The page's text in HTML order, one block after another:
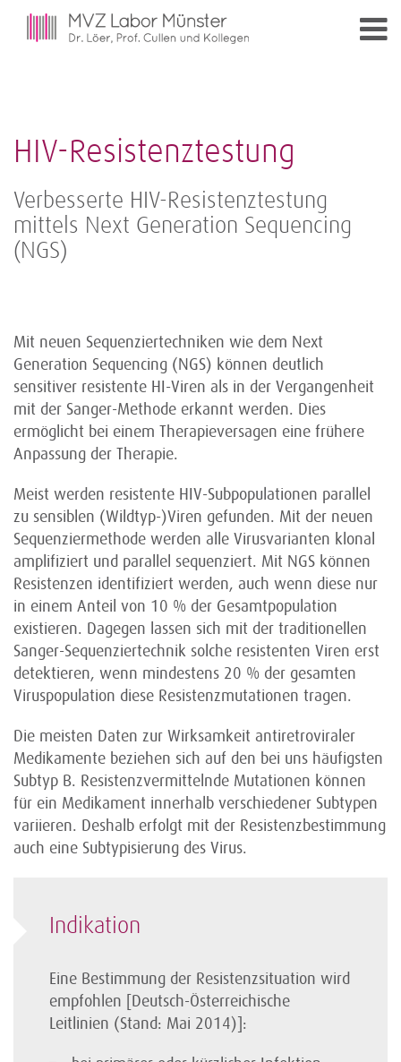
HIV-Resistenztestung
Verbesserte HIV-Resistenztestung
mittels Next Generation Sequencing
(NGS)
Mit neuen Sequenziertechniken wie dem Next
Generation Sequencing (NGS) können deutlich
sensitiver resistente HI-Viren als in der Vergangenheit
mit der Sanger-Methode erkannt werden. Dies
ermöglicht bei einem Therapieversagen eine frühere
Anpassung der Therapie.
Meist werden resistente HIV-Subpopulationen parallel
zu sensiblen (Wildtyp-)Viren gefunden. Mit der neuen
Sequenziermethode werden alle Virusvarianten klonal
amplifiziert und parallel sequenziert. Mit NGS können
Resistenzen identifiziert werden, auch wenn diese nur
in einem Anteil von 10 % der Gesamtpopulation
existieren. Dagegen lassen sich mit der traditionellen
Sanger-Sequenziertechnik solche resistenten Viren erst
detektieren, wenn mindestens 20 % der gesamten
Viruspopulation diese Resistenzmutationen tragen.
Die meisten Daten zur Wirksamkeit antiretroviraler
Medikamente beziehen sich auf den bei uns häufigsten
Subtyp B. Resistenzvermittelnde Mutationen können
für ein Medikament innerhalb verschiedener Subtypen
variieren. Deshalb erfolgt mit der Resistenzbestimmung
auch eine Subtypisierung des Virus.
Indikation
Eine Bestimmung der Resistenzsituation wird
empfohlen [Deutsch-Österreichische
Leitlinien (Stand: Mai 2014)]: